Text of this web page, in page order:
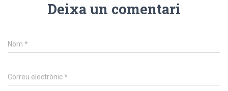
Deixa un comentari
Nom *
Correu electrònic*